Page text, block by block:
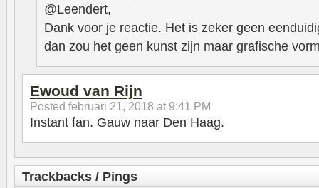
@Leendert,
Dank voor je reactie. Het is zeker geen
dan zou het geen kunst zijn maar grafische
Ewoud van Rijn
Posted februari 21, 2018 at 9:41 PM
Instant fan. Gauw naar Den Haag.
Trackbacks / Pings